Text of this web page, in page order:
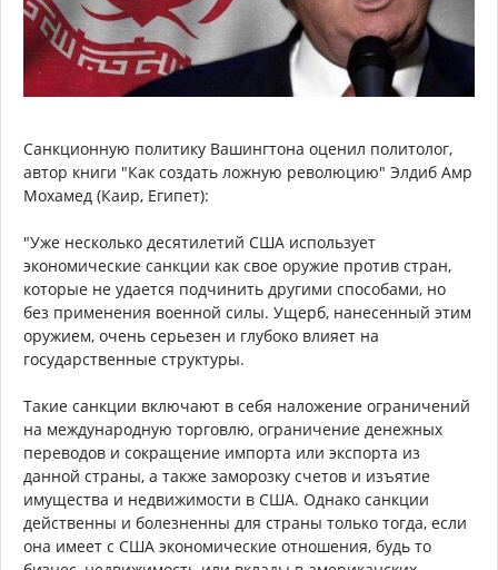
Санкционную политику Вашингтона оценил политолог,
автор книги "Как создать ложную революцию" Элдиб Амр
Мохамед (Каир, Египет):
"Уже несколько десятилетий США использует
экономические санкции как свое оружие против стран,
которые не удается подчинить другими способами, но
без применения военной силы. Ущерб, нанесенный этим
оружием, очень серьезен и глубоко влияет на
государственные структуры.
Такие санкции включают в себя наложение ограничений
на международную торговлю, ограничение денежных
переводов и сокращение импорта или экспорта из
данной страны, а также заморозку счетов и изъятие
имущества и недвижимости в США. Однако санкции
действенны и болезненны для страны только тогда, если
она имеет с США экономические отношения, будь то